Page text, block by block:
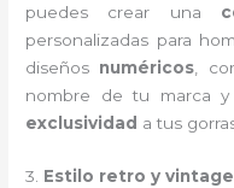
puedes crear una
personalizadas para
diseños numéricos ,
nombre de tu marca
exclusividad a tus
3. Estilo retro y vintage